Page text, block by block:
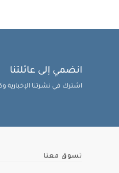
انضمي إلى عائلتنا
اشترك في نشرتنا الإخبارية
تسوق معنا